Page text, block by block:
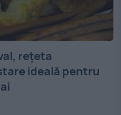
rețeta
ideală pentru